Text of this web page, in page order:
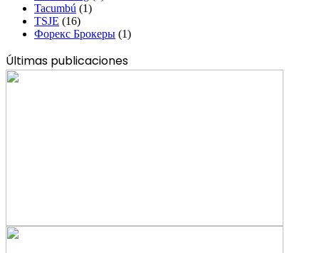
Tacumbú (1)
TSJE (16)
Форекс Брокеры (1)
Últimas publicaciones